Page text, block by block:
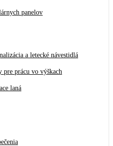
panelov
a letecké návestidlá
pre prácu vo výškach
laná